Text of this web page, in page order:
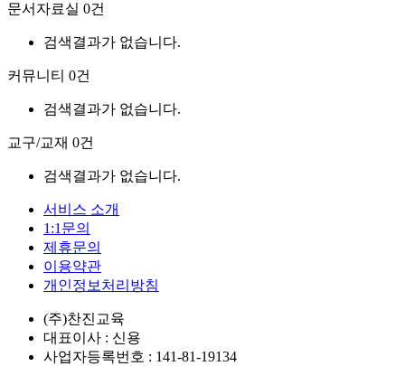
문서자료실 0건
검색결과가 없습니다.
커뮤니티 0건
검색결과가 없습니다.
교구/교재 0건
검색결과가 없습니다.
서비스 소개
1:1문의
제휴문의
이용약관
개인정보처리방침
(주)찬진교육
대표이사 : 신용
사업자등록번호 : 141-81-19134